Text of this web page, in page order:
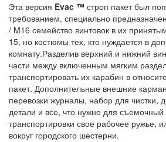
Эта версия Evac ™ строп пакет был
требованием, специально
/ M16 семейство винтовок в их
15, но костюмы тех, кто нуждается в
комнату.Разделив верхний и нижний
части между включенным мягким
транспортировать их карабин в
пакет. Дополнительные внешние
перевозки журналы, набор для чистки,
детали и все, что нужно для съемочный
транспортировки свое рабочее ружье,
вокруг городского шестерни.